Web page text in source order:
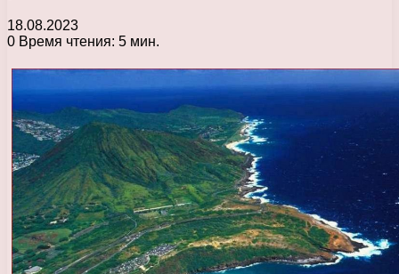
18.08.2023
0 Время чтения: 5 мин.